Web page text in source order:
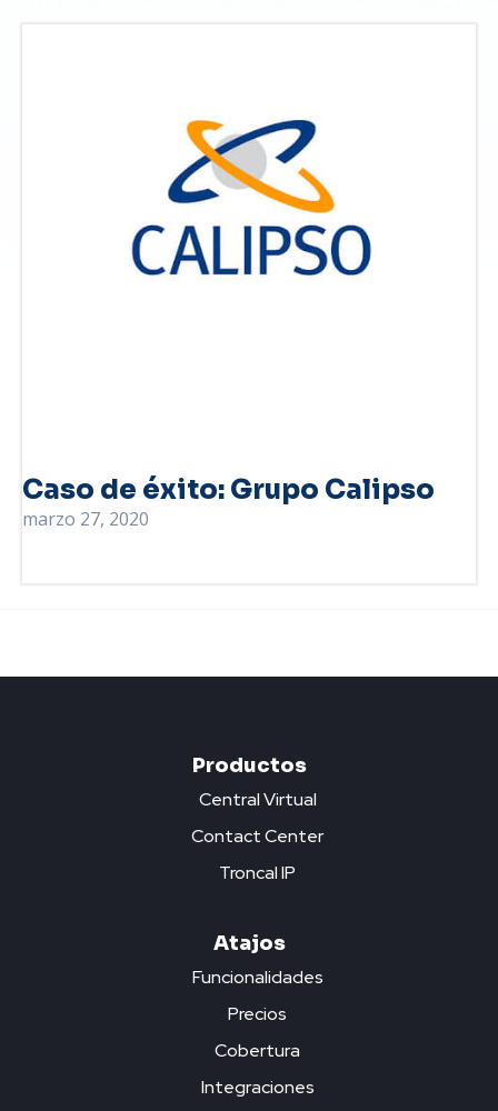
Caso de éxito: Grupo Calipso
marzo 27, 2020
Productos
Central Virtual
Contact Center
Troncal IP
Atajos
Funcionalidades
Precios
Cobertura
Integraciones